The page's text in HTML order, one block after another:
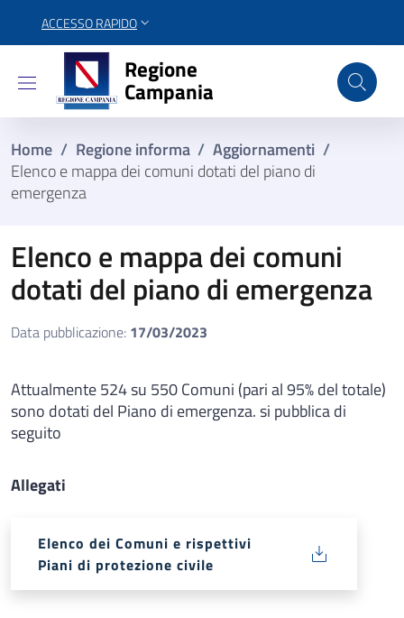
ACCESSO RAPIDO
Regione Campania
Regione
Campania
Home / Regione informa / Aggiornamenti /
Elenco e mappa dei comuni dotati del piano di
emergenza
Elenco e mappa dei comuni
dotati del piano di emergenza
Data pubblicazione: 17/03/2023
Attualmente 524 su 550 Comuni (pari al 95% del totale)
sono dotati del Piano di emergenza. si pubblica di
seguito
Allegati
Elenco dei Comuni e rispettivi
Piani di protezione civile